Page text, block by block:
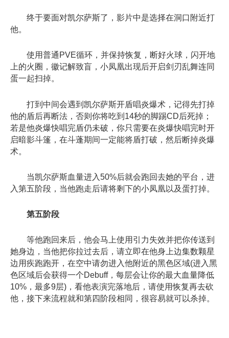
终于要面对凯尔萨斯了，影片中是选择在洞口附近打
他。
使用普通PVE循环，并保持恢复，断好火球，闪开地
上的火圈，徽记解致盲，小凤凰出现后开启剑刃乱舞连同
蛋一起扫掉。
打到中间会遇到凯尔萨斯开盾唱炎爆术，记得先打掉
他的盾后再断法，否则你将吃到14秒的脚踢CD后死掉；
若是他炎爆快唱完盾仍未破，你只需要在炎爆快唱完时开
启暗影斗篷，在斗蓬期间一定能将盾打破，然后断掉炎爆
术。
当凯尔萨斯血量进入50%后就会跑回去她的平台，进
入第五阶段，当他跑走后请将剩下的小凤凰以及蛋打掉。
第五阶段
等他跑回来后，他会马上使用引力失效并把你传送到
她身边，当他把你拉过去后，请立即在他身上边集数颗星
边用疾跑跑开，在空中请勿进入他附近的黑色区域(进入黑
色区域后会获得一个Debuff，每层会让你的最大血量降低
10%，最多9层)，看他表演完落地后，请使用恢复再去砍
他，接下来流程就和第四阶段相同，很容易就可以杀掉。